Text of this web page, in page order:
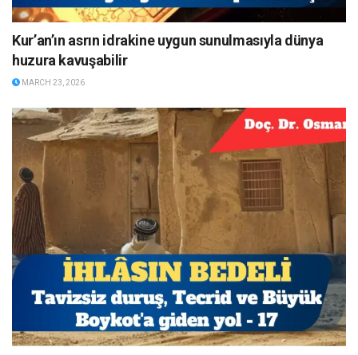
Kur’an’ın asrın idrakine uygun sunulmasıyla dünya
huzura kavuşabilir
MARCH 23, 2026